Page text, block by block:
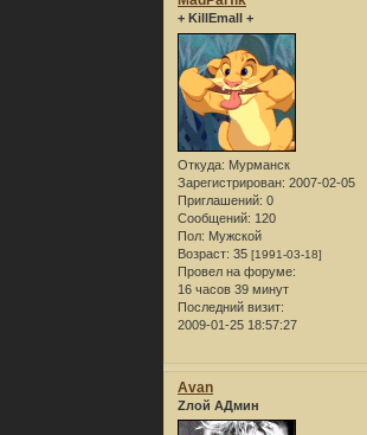
+ KillEmall +
Откуда: Мурманск
Зарегистрирован: 2007-02-05
Приглашений: 0
Сообщений: 120
Пол: Мужской
Возраст: 35 [1991-03-18]
Провел на форуме:
16 часов 39 минут
Последний визит:
2009-01-25 18:57:27
Avan
Zлой АДмин